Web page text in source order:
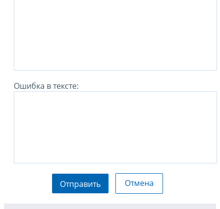
Ошибка в тексте:
Отправить Отмена